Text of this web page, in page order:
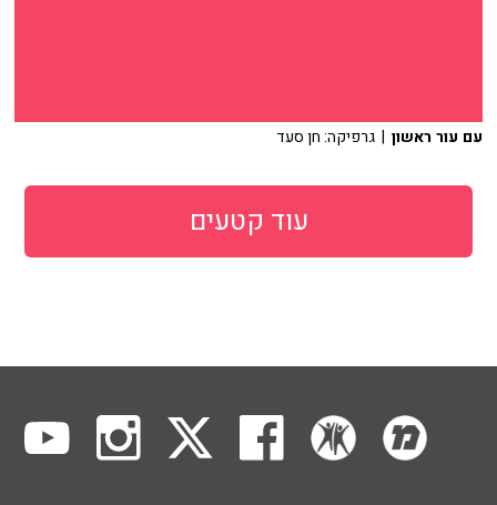
עם עור ראשון | גרפיקה: חן סעד
עוד קטעים